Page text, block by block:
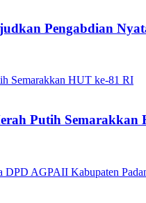
Pengabdian
Putih Semarakkan